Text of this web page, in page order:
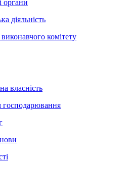
органи
діяльність
виконавчого комітету
власність
господарювання